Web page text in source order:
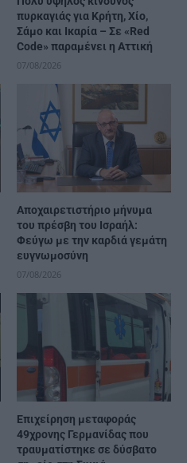
πυρκαγιάς για Κρήτη, Χίο,
Σάμο και Ικαρία – Σε «Red
Code» παραμένει η Αττική
07/08/2026
Αποχαιρετιστήριο μήνυμα
του πρέσβη του Ισραήλ:
Φεύγω με την καρδιά γεμάτη
ευγνωμοσύνη
07/08/2026
Επιχείρηση μεταφοράς
49χρονης Γερμανίδας που
τραυματίστηκε σε δύσβατο